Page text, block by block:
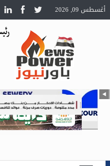
أغسطس 09, 2026